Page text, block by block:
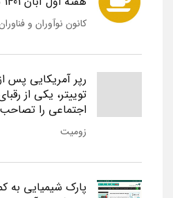
کانون نوآوران و
رپر آمریکایی پس
توییتر، یکی از
اجتماعی را
زومیت
پارک شیمیایی به